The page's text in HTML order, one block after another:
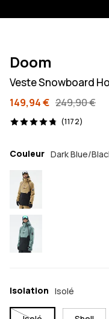
Doom
Veste Snowboard
149,94 € 249,90 €
(1172)
1172 avis, 4.8/5
Couleur Dark Blue/
Isolation Isolé